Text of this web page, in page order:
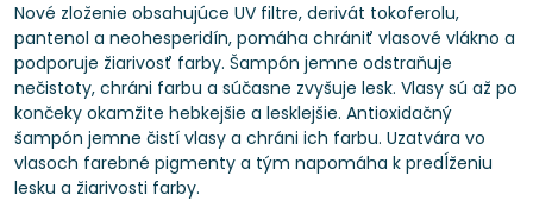
Nové zloženie obsahujúce UV filtre, derivát tokoferolu,
pantenol a neohesperidín, pomáha chrániť vlasové vlákno a
podporuje žiarivosť farby. Šampón jemne odstraňuje
nečistoty, chráni farbu a súčasne zvyšuje lesk. Vlasy sú až po
končeky okamžite hebkejšie a lesklejšie. Antioxidačný
šampón jemne čistí vlasy a chráni ich farbu. Uzatvára vo
vlasoch farebné pigmenty a tým napomáha k predĺženiu
lesku a žiarivosti farby.